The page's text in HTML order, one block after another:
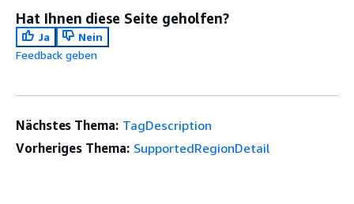
Hat Ihnen diese Seite geholfen?
Ja
Nein
Feedback geben
Nächstes Thema: TagDescription
Vorheriges Thema: SupportedRegionDetail